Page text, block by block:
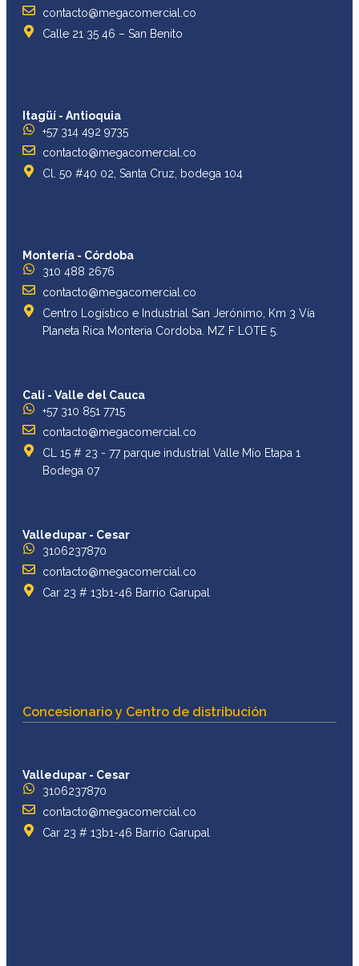
contacto@megacomercial.co
Calle 21 35 46 – San Benito
Itagüí - Antioquia
+57 314 492 9735
contacto@megacomercial.co
Cl. 50 #40 02, Santa Cruz, bodega 104
Montería - Córdoba
310 488 2676
contacto@megacomercial.co
Centro Logístico e Industrial San Jerónimo, Km 3 Vía
Planeta Rica Monteria Cordoba. MZ F LOTE 5.
Cali - Valle del Cauca
+57 310 851 7715
contacto@megacomercial.co
CL 15 # 23 - 77 parque industrial Valle Mío Etapa 1
Bodega 07
Valledupar - Cesar
3106237870
contacto@megacomercial.co
Car 23 # 13b1-46 Barrio Garupal
Concesionario y Centro de distribución
Valledupar - Cesar
3106237870
contacto@megacomercial.co
Car 23 # 13b1-46 Barrio Garupal